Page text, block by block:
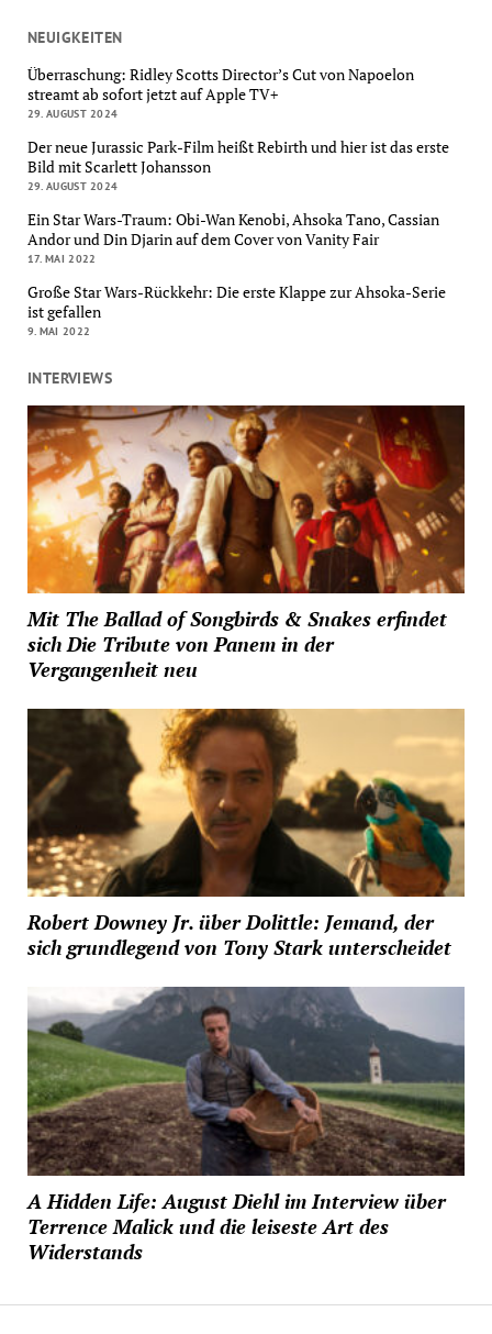
NEUIGKEITEN
Überraschung: Ridley Scotts Director’s Cut von Napoelon
streamt ab sofort jetzt auf Apple TV+
29. AUGUST 2024
Der neue Jurassic Park-Film heißt Rebirth und hier ist das erste
Bild mit Scarlett Johansson
29. AUGUST 2024
Ein Star Wars-Traum: Obi-Wan Kenobi, Ahsoka Tano, Cassian
Andor und Din Djarin auf dem Cover von Vanity Fair
17. MAI 2022
Große Star Wars-Rückkehr: Die erste Klappe zur Ahsoka-Serie
ist gefallen
9. MAI 2022
INTERVIEWS
Mit The Ballad of Songbirds & Snakes erfindet
sich Die Tribute von Panem in der
Vergangenheit neu
Robert Downey Jr. über Dolittle: Jemand, der
sich grundlegend von Tony Stark unterscheidet
A Hidden Life: August Diehl im Interview über
Terrence Malick und die leiseste Art des
Widerstands